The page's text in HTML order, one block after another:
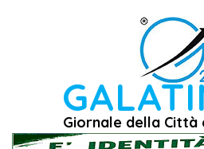
Giornale della Città